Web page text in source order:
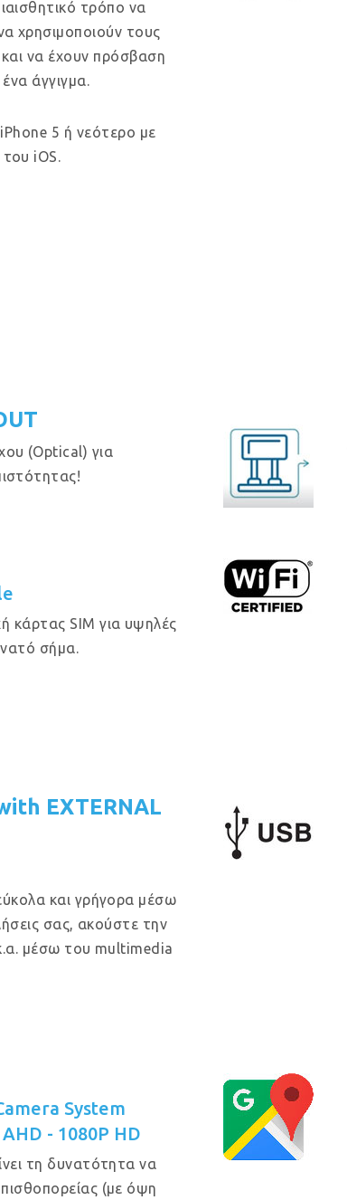
τρόπο να
χρησιμοποιούν τους
να έχουν πρόσβαση
άγγιγμα.
5 ή νεότερο με
iOS.
(Optical) για
κάρτας SIM για υψηλές
σήμα.
EXTERNAL
και γρήγορα μέσω
σας, ακούστε την
μέσω του multimedia
System
- 1080P HD
τη δυνατότητα να
(με όψη